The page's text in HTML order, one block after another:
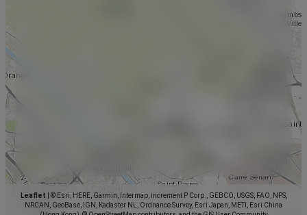
Leaflet
© Esri, HERE, Garmin, Intermap, increment P Corp., GEBCO, USGS, FAO, NPS,
NRCAN, GeoBase, IGN, Kadaster NL, Ordnance Survey, Esri Japan, METI, Esri China